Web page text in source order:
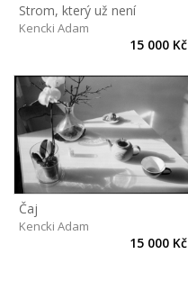
Strom, který už není
Kencki Adam
15 000 Kč
Čaj
Kencki Adam
15 000 Kč